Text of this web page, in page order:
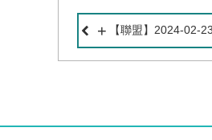
【聯盟】2024-02-